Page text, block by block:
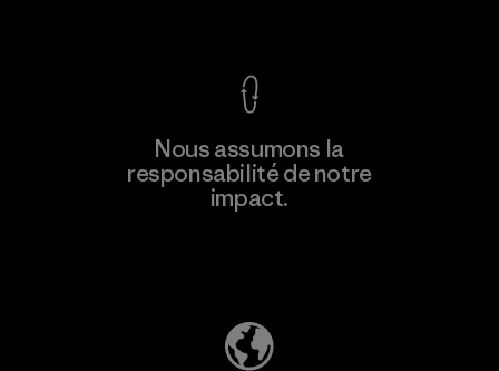
Nous assumons la
responsabilité de notre
impact.